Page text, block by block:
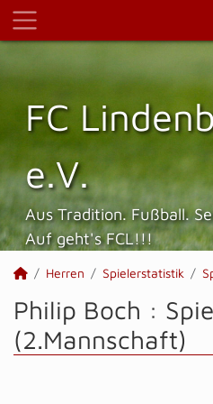
FC
e.V.
Aus Tradition. Fußball.
Auf geht's FCL!!!
Herren Spielerstatistik
Philip Boch :
(2.Mannschaft)